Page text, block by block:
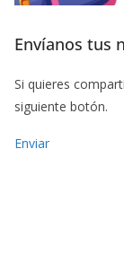
Envíanos tus
Si quieres
siguiente botón.
Enviar